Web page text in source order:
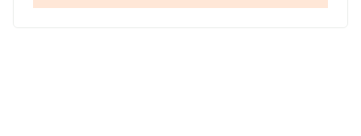
de datos de INFORMA aparecen 52 empresas, con